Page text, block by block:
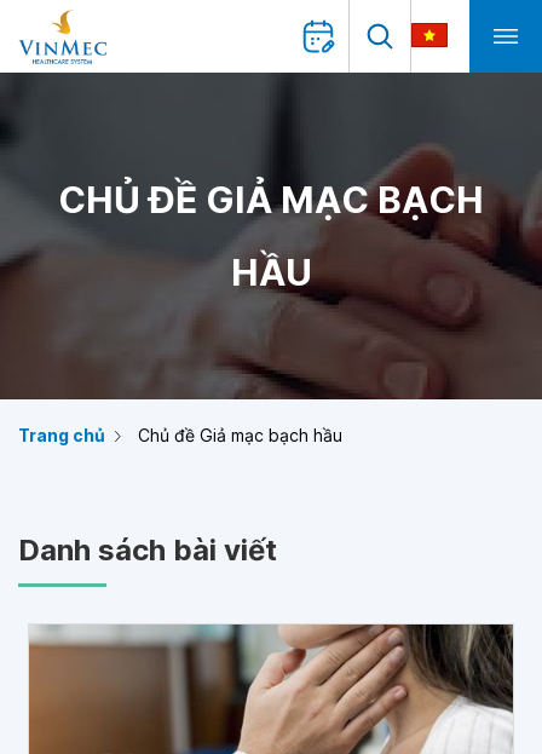
CHỦ ĐỀ GIẢ MẠC BẠCH
HẦU
Trang chủ Chủ đề Giả mạc bạch hầu
Danh sách bài viết